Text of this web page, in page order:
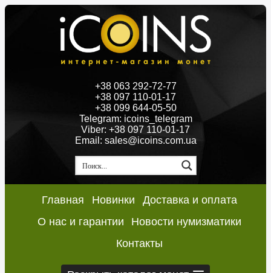
+38 063 292-72-77
+38 097 110-01-17
+38 099 644-05-50
Telegram: icoins_telegram
Viber: +38 097 110-01-17
Email: sales@icoins.com.ua
Главная Новинки
Доставка и оплата
О нас и гарантии
Новости нумизматики
Контакты